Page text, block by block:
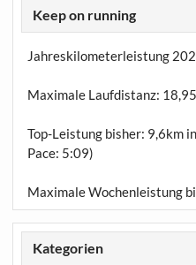
Keep on running
Jahreskilometerleistung
Maximale Laufdistanz:
Top-Leistung bisher: 9,6km
Pace: 5:09)
Maximale Wochenleistung
Kategorien